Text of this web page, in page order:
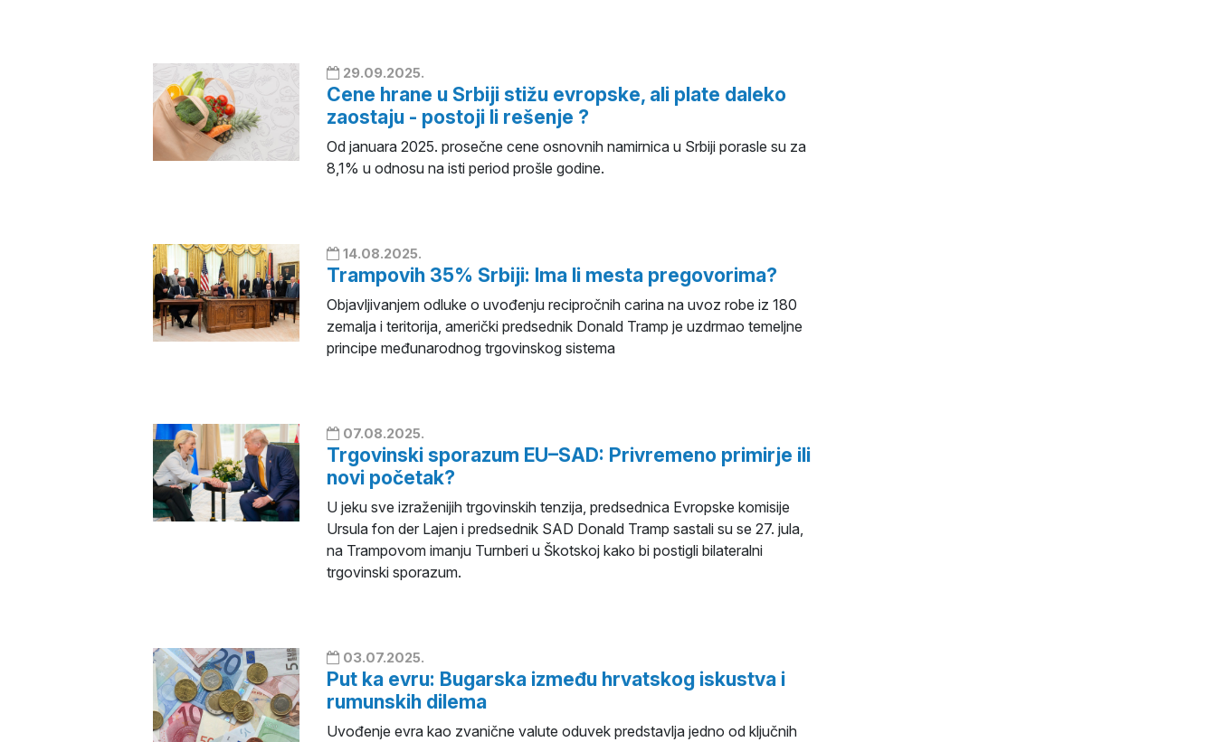
29.09.2025.
Cene hrane u Srbiji stižu evropske, ali plate daleko
zaostaju - postoji li rešenje ?
Od januara 2025. prosečne cene osnovnih namirnica u Srbiji porasle su za
8,1% u odnosu na isti period prošle godine.
14.08.2025.
Trampovih 35% Srbiji: Ima li mesta pregovorima?
Objavljivanjem odluke o uvođenju recipročnih carina na uvoz robe iz 180
zemalja i teritorija, američki predsednik Donald Tramp je uzdrmao temeljne
principe međunarodnog trgovinskog sistema
07.08.2025.
Trgovinski sporazum EU–SAD: Privremeno primirje ili
novi početak?
U jeku sve izraženijih trgovinskih tenzija, predsednica Evropske komisije
Ursula fon der Lajen i predsednik SAD Donald Tramp sastali su se 27. jula,
na Trampovom imanju Turnberi u Škotskoj kako bi postigli bilateralni
trgovinski sporazum.
03.07.2025.
Put ka evru: Bugarska između hrvatskog iskustva i
rumunskih dilema
Uvođenje evra kao zvanične valute oduvek predstavlja jedno od ključnih